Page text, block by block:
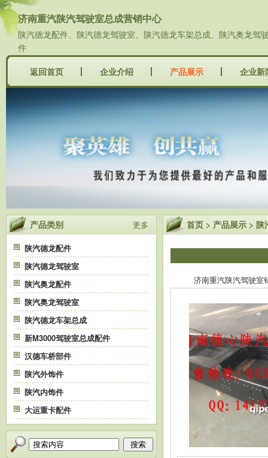
济南重汽陕汽驾驶室总成营销中心
陕汽德龙配件、陕汽德龙驾驶室、陕汽德龙车架总成、陕汽奥龙驾
件
返回首页
企业介绍 产品展示 企业新
更多
产品类别
陕汽德龙配件
陕汽德龙驾驶室
陕汽奥龙配件
陕汽奥龙驾驶室
陕汽德龙车架总成
新M3000驾驶室总成配件
汉德车桥部件
陕汽外饰件
陕汽内饰件
大运重卡配件
搜索
首页 > 产品展示 > 陕
济南重汽陕汽驾驶室